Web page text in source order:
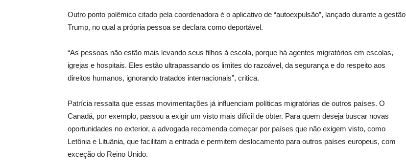
Outro ponto polêmico citado pela coordenadora é o aplicativo de “autoexpulsão”, lançado durante a gestão
Trump, no qual a própria pessoa se declara como deportável.
“As pessoas não estão mais levando seus filhos à escola, porque há agentes migratórios em escolas,
igrejas e hospitais. Eles estão ultrapassando os limites do razoável, da segurança e do respeito aos
direitos humanos, ignorando tratados internacionais”, critica.
Patrícia ressalta que essas movimentações já influenciam políticas migratórias de outros países. O
Canadá, por exemplo, passou a exigir um visto mais difícil de obter. Para quem deseja buscar novas
oportunidades no exterior, a advogada recomenda começar por países que não exigem visto, como
Letônia e Lituânia, que facilitam a entrada e permitem deslocamento para outros países europeus, com
exceção do Reino Unido.